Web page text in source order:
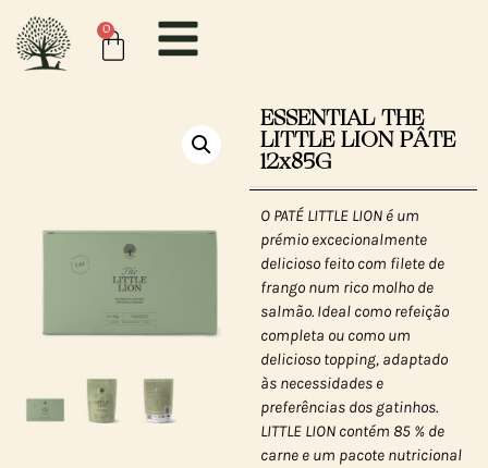
0
ESSENTIAL THE
LITTLE LION PÂTE
12x85G
O PATÉ LITTLE LION é um
prémio excecionalmente
delicioso feito com filete de
frango num rico molho de
salmão. Ideal como refeição
completa ou como um
delicioso topping, adaptado
às necessidades e
preferências dos gatinhos.
LITTLE LION contém 85 % de
carne e um pacote nutricional